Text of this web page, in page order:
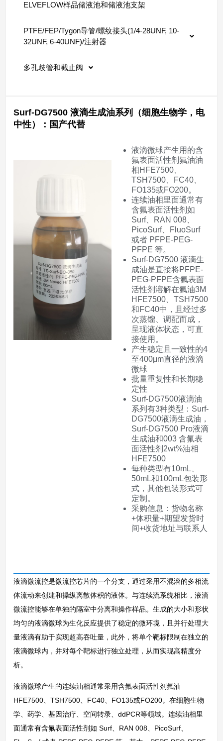
ELVEFLOW样品储液池和储液池支架
PTFE/FEP/Tygon导管/螺纹接头(1/4-28UNF, 10-
32UNF, 6-40UNF)/注射器
多孔歧管和截止阀
Surf-DG7500 液滴生成油系列（细胞生物学，电
中性）：国产代替
液滴微球产生用的含
氟表面活性剂氟油油
相HFE7500、
TSH7500、FC40、
FO135或FO200。
连续油相里面通常有
含氟表面活性剂如
Surf、RAN 008、
PicoSurf、FluoSurf
或者 PFPE-PEG-
PFPE 等。
Surf-DG7500 液滴生
成油是直接将PFPE-
PEG-PFPE含氟表面
活性剂溶解在氟油3M
HFE7500、TSH7500
和FC40中，且经过多
次蒸馏、调配而成，
呈现液体状态，可直
接使用。
产生稳定且一致性的4
至400μm直径的液滴
微球
批量重复性和长期稳
定性
Surf-DG7500液滴油
系列有3种类型：Surf-
DG7500液滴生成油，
Surf-DG7500 Pro液滴
生成油和003 含氟表
面活性剂2wt%油相
HFE7500
每种类型有10mL、
50mL和100mL包装形
式，其他包装形式可
定制。
采购信息：货物名称
+体积量+期望发货时
间+收货地址与联系人
液滴微流控是微流控芯片的一个分支，通过采用不混溶的多相流
体流动来创建和操纵离散体积的液体。与连续流系统相比，液滴
微流控能够在单独的隔室中分离和操作样品。生成的大小和形状
均匀的液滴微球为生化反应提供了稳定的微环境，且并行处理大
量液滴有助于实现超高吞吐量，此外，将单个靶标限制在独立的
液滴微球内，并对每个靶标进行独立处理，从而实现高精度分
析。
液滴微球产生的连续油相通常采用含氟表面活性剂氟油
HFE7500、TSH7500、FC40、FO135或FO200。在细胞生物
学、药学、基因治疗、空间转录、ddPCR等领域。连续油相里
面通常有含氟表面活性剂如 Surf、RAN 008、PicoSurf、